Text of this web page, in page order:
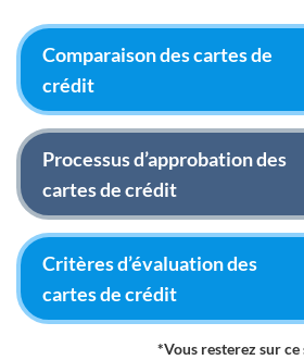
Comparaison des cartes de
crédit
Processus d’approbation des
cartes de crédit
Critères d’évaluation des
cartes de crédit
*Vous resterez sur ce